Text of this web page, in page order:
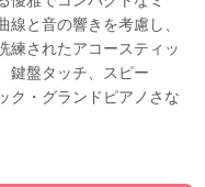
と音の響きを考慮し、
練されたアコースティッ
鍵盤タッチ、スピー
ク・グランドピアノさな